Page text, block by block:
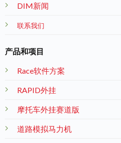
DIM新闻
联系我们
产品和项目
Race软件方案
RAPID外挂
摩托车外挂赛道版
道路模拟马力机